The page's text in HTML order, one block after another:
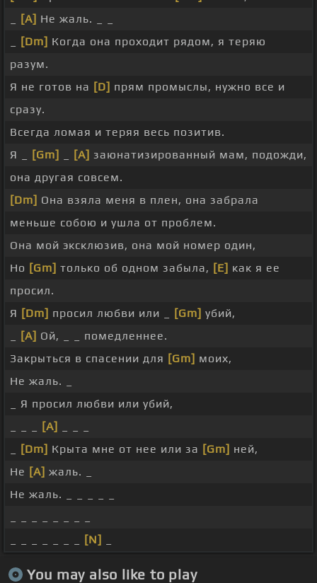
[A] Не жаль. _ _
[Dm] Когда она проходит рядом, я теряю
разум.
Я не готов на [D] прям промыслы, нужно все и
сразу.
Всегда ломая и теряя весь позитив.
Я _
[Gm] [A] заюнатизированный мам, подожди,
она другая совсем.
[Dm] Она взяла меня в плен, она забрала
меньше собою и ушла от проблем.
Она мой эксклюзив, она мой номер один,
Но [Gm] только об одном забыла, [E] как я ее
просил.
Я [Dm] просил любви или _ [Gm] убий,
[A] Ой, _ _ помедленнее.
Закрыться в спасении для [Gm] моих,
Не жаль. _
_ Я просил любви или убий,
[A]
[Dm] Крыта мне от нее или за [Gm] ней,
Не [A] жаль. _
Не жаль. _ _ _ _ _
[N]
You may also like to play